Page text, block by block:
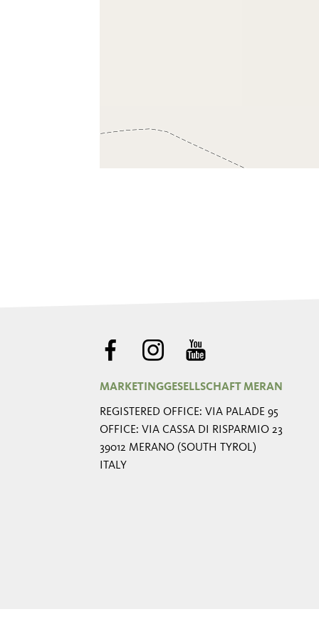
MARKETINGGESELLSCHAFT MERAN
REGISTERED OFFICE: VIA PALADE 95
OFFICE: VIA CASSA DI RISPARMIO 23
39012 MERANO (SOUTH TYROL)
ITALY